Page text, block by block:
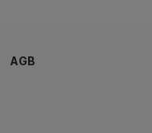
AGB